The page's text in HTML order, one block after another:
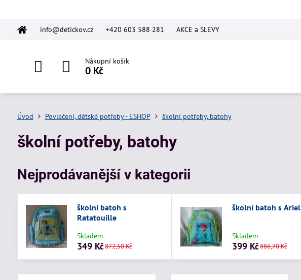
info@detickov.cz +420 603 588 281 AKCE a SLEVY
Nákupní košík
0 Kč
Úvod Povlečení, dětské potřeby - ESHOP školní potřeby, batohy
školní potřeby, batohy
Nejprodávanější v kategorii
školní batoh s
Ratatouille
Skladem
349 Kč872,50 Kč
školní batoh s Ariel
Skladem
399 Kč886,70 Kč